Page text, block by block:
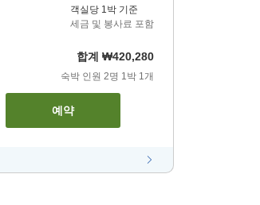
객실당 1박 기준
세금 및 봉사료 포함
합계 ₩420,280
숙박 인원 2명 1박 1개
예약